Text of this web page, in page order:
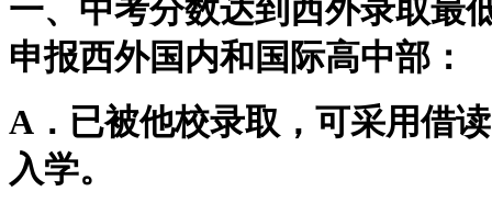
一、中考分数达到西外录取最
申报西外国内和国际高中部：
A ．已被他校录取，可采用借
入学。